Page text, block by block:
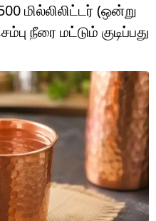
மில்லிலிட்டர் (ஒன்று
நீரை மட்டும் குடிப்பது